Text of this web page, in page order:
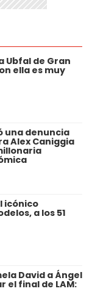
Ubfal de Gran
ella es muy
una denuncia
Alex Caniggia
icónico
a los 51
David a Ángel
el final de LAM: